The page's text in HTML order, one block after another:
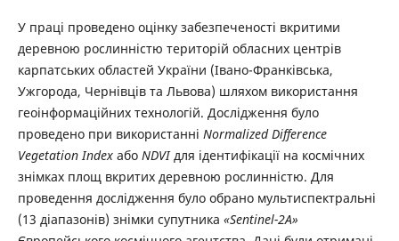
У праці проведено оцінку забезпеченості вкритими
деревною рослинністю територій обласних центрів
карпатських областей України (Івано-Франківська,
Ужгорода, Чернівців та Львова) шляхом використання
геоінформаційних технологій. Дослідження було
проведено при використанні Normalized Difference
Vegetation Indexабо NDVIдля ідентифікації на космічних
знімках площ вкритих деревною рослинністю. Для
проведення дослідження було обрано мультиспектральні
(13 діапазонів) знімки супутника «Sentinel-2А»